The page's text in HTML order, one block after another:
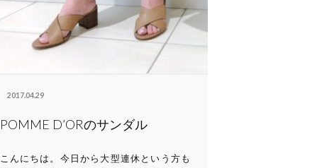
2017.04.29
POMME D’ORのサンダル
こんにちは。今日から大型連休という方も